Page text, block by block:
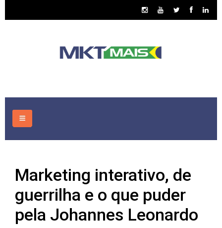
CONSULTORIA
ASSUNTOS
PUBLICAÇÕES
Marketing interativo, de
guerrilha e o que puder
pela Johannes Leonardo